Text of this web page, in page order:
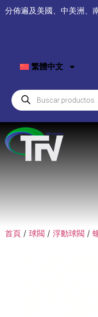
分佈遍及美國、中美洲、
繁體中文
首頁 / 球閥 / 浮動球閥 /